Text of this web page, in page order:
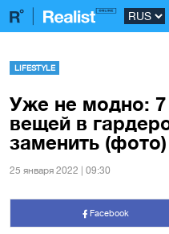
LIFESTYLE
Уже не модно: 7
вещей в
заменить (фото)
25 января 2022 | 09:30
Facebook